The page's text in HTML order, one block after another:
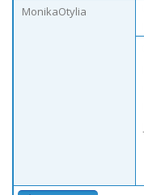
MonikaOtylia